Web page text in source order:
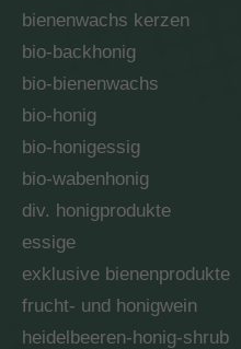
bienenwachs kerzen
bio-backhonig
bio-bienenwachs
bio-honig
bio-honigessig
bio-wabenhonig
div. honigprodukte
essige
exklusive bienenprodukte
frucht- und honigwein
heidelbeeren-honig-shrub